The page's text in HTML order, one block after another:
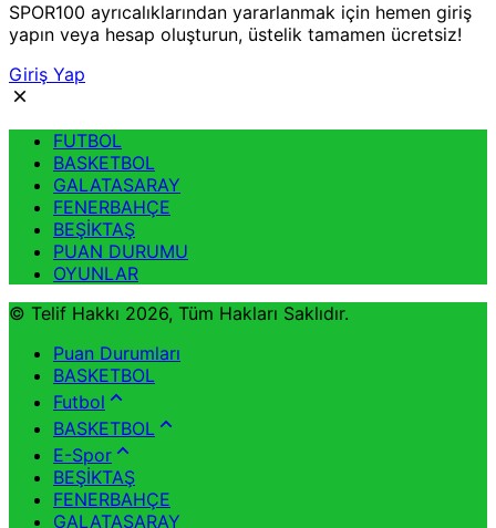
SPOR100 ayrıcalıklarından yararlanmak için hemen giriş
yapın veya hesap oluşturun, üstelik tamamen ücretsiz!
Giriş Yap
FUTBOL
BASKETBOL
GALATASARAY
FENERBAHÇE
BEŞİKTAŞ
PUAN DURUMU
OYUNLAR
© Telif Hakkı 2026, Tüm Hakları Saklıdır.
Puan Durumları
BASKETBOL
Futbol
BASKETBOL
E-Spor
BEŞİKTAŞ
FENERBAHÇE
GALATASARAY